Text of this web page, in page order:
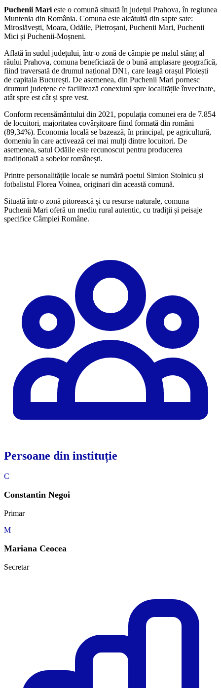
Puchenii Mari este o comună situată în județul Prahova, în regiunea
Muntenia din România. Comuna este alcătuită din șapte sate:
Miroslăvești, Moara, Odăile, Pietroșani, Puchenii Mari, Puchenii
Mici și Puchenii-Moșneni.
Aflată în sudul județului, într-o zonă de câmpie pe malul stâng al
râului Prahova, comuna beneficiază de o bună amplasare geografică,
fiind traversată de drumul național DN1, care leagă orașul Ploiești
de capitala București. De asemenea, din Puchenii Mari pornesc
drumuri județene ce facilitează conexiuni spre localitățile învecinate,
atât spre est cât și spre vest.
Conform recensământului din 2021, populația comunei era de 7.854
de locuitori, majoritatea covârșitoare fiind formată din români
(89,34%). Economia locală se bazează, în principal, pe agricultură,
domeniu în care activează cei mai mulți dintre locuitori. De
asemenea, satul Odăile este recunoscut pentru producerea
tradițională a sobelor românești.
Printre personalitățile locale se numără poetul Simion Stolnicu și
fotbalistul Florea Voinea, originari din această comună.
Situată într-o zonă pitorească și cu resurse naturale, comuna
Puchenii Mari oferă un mediu rural autentic, cu tradiții și peisaje
specifice Câmpiei Române.
Persoane din instituție
C
Constantin Negoi
Primar
M
Mariana Ceocea
Secretar